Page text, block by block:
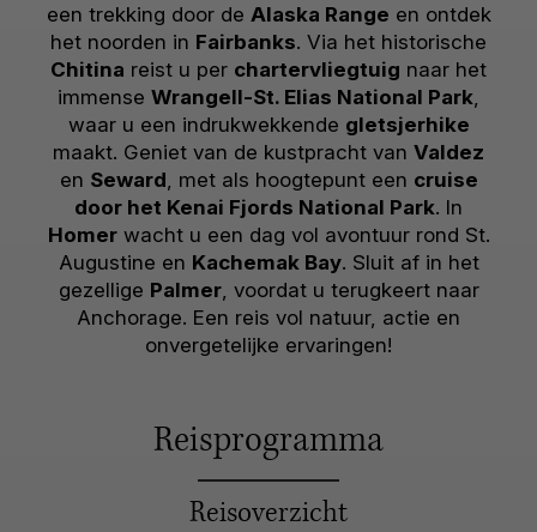
een trekking door de Alaska Range en ontdek
het noorden in Fairbanks. Via het historische
Chitina reist u per chartervliegtuig naar het
immense Wrangell-St. Elias National Park,
waar u een indrukwekkende gletsjerhike
maakt. Geniet van de kustpracht van Valdez
en Seward, met als hoogtepunt een cruise
door het Kenai Fjords National Park. In
Homerwacht u een dag vol avontuur rond St.
Augustine en Kachemak Bay. Sluit af in het
gezellige Palmer, voordat u terugkeert naar
Anchorage. Een reis vol natuur, actie en
onvergetelijke ervaringen!
Reisprogramma
Reisoverzicht